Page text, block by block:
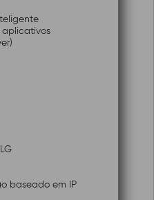
baseado em IP